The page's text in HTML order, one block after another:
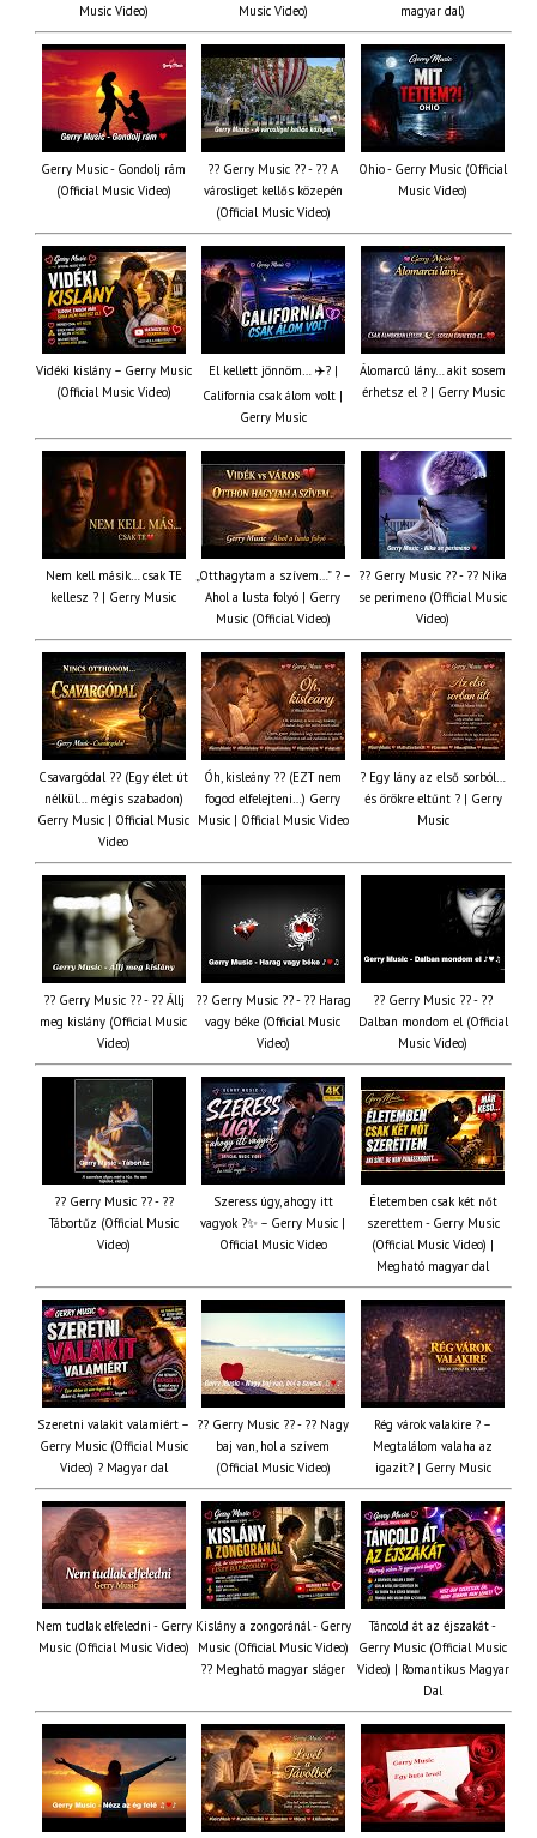
Music Video)
Music Video)
magyar dal)
Gerry Music - Gondolj rám
(Official Music Video)
?? Gerry Music ?? - ?? A
városliget kellős közepén
(Official Music Video)
Ohio - Gerry Music (Official
Music Video)
Vidéki kislány – Gerry Music
(Official Music Video)
El kellett jönnöm… ✈️? |
California csak álom volt |
Gerry Music
Álomarcú lány… akit sosem
érhetsz el ? | Gerry Music
Nem kell másik… csak TE
kellesz ? | Gerry Music
„Otthagytam a szívem…” ? –
Ahol a lusta folyó | Gerry
Music (Official Video)
?? Gerry Music ?? - ?? Nika
se perimeno (Official Music
Video)
Csavargódal ?? (Egy élet út
nélkül… mégis szabadon)
Gerry Music | Official Music
Video
Óh, kisleány ?? (EZT nem
fogod elfelejteni…) Gerry
Music | Official Music Video
? Egy lány az első sorból…
és örökre eltűnt ? | Gerry
Music
?? Gerry Music ?? - ?? Állj
meg kislány (Official Music
Video)
?? Gerry Music ?? - ?? Harag
vagy béke (Official Music
Video)
?? Gerry Music ?? - ??
Dalban mondom el (Official
Music Video)
?? Gerry Music ?? - ??
Tábortűz (Official Music
Video)
Szeress úgy, ahogy itt
vagyok ?✨ – Gerry Music |
Official Music Video
Életemben csak két nőt
szerettem - Gerry Music
(Official Music Video) |
Megható magyar dal
Szeretni valakit valamiért –
Gerry Music (Official Music
Video) ? Magyar dal
?? Gerry Music ?? - ?? Nagy
baj van, hol a szívem
(Official Music Video)
Rég várok valakire ? –
Megtalálom valaha az
igazit? | Gerry Music
Nem tudlak elfeledni - Gerry
Music (Official Music Video)
Kislány a zongoránál - Gerry
Music (Official Music Video)
?? Megható magyar sláger
Táncold át az éjszakát -
Gerry Music (Official Music
Video) | Romantikus Magyar
Dal